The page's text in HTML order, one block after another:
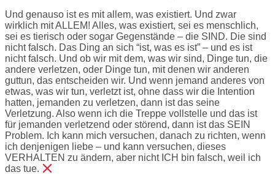
Und genauso ist es mit allem, was existiert. Und zwar
wirklich mit ALLEM! Alles, was existiert, sei es menschlich,
sei es tierisch oder sogar Gegenstände – die SIND. Die sind
nicht falsch. Das Ding an sich “ist, was es ist” – und es ist
nicht falsch. Und ob wir mit dem, was wir sind, Dinge tun, die
andere verletzen, oder Dinge tun, mit denen wir anderen
guttun, das entscheiden wir. Und wenn jemand anderes von
etwas, was wir tun, verletzt ist, ohne dass wir die Intention
hatten, jemanden zu verletzen, dann ist das seine
Verletzung. Also wenn ich die Treppe vollstelle und das ist
für jemanden verletzend oder störend, dann ist das SEIN
Problem. Ich kann mich versuchen, danach zu richten, wenn
ich denjenigen liebe – und kann versuchen, dieses
VERHALTEN zu ändern, aber nicht ICH bin falsch, weil ich
das tue.